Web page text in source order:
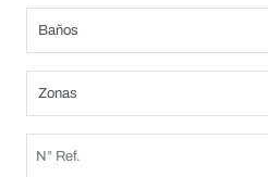
Baños
Zonas